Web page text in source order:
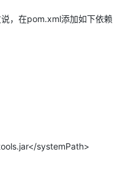
，在pom.xml添加如下依赖
systemPath>